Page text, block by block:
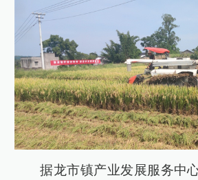
据龙市镇产业发展服务中